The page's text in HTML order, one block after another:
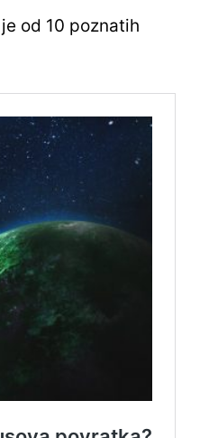
od 10 poznatih